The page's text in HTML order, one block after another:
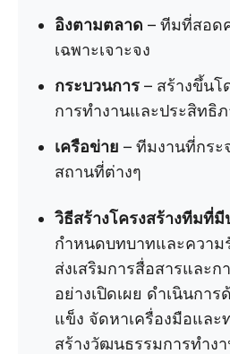
อิงตามตลาด – ทีมที่สอด
เฉพาะเจาะจง
กระบวนการ – สร้างขึ้น
การทำงานและประสิทธิ
เครือข่าย – ทีมงานที่กระ
สถานที่ต่างๆ
วิธีสร้างโครงสร้างทีมที่
กำหนดบทบาทและความ
ส่งเสริมการสื่อสารและก
อย่างเปิดเผย ดำเนินกา
แข็ง จัดหาเครื่องมือและ
สร้างวัฒนธรรมการทำง